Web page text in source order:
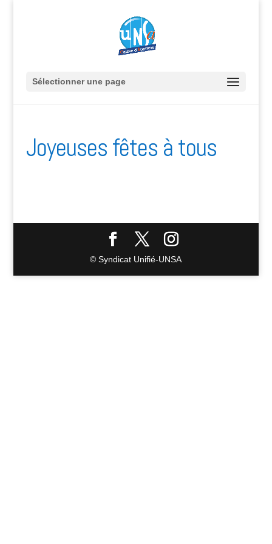
Sélectionner une page
Joyeuses fêtes à tous
© Syndicat Unifié-UNSA